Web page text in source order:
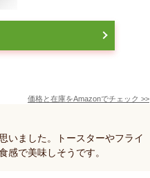
価格と在庫をAmazonでチェック >>
いました。トースターやフライ
感で美味しそうです。